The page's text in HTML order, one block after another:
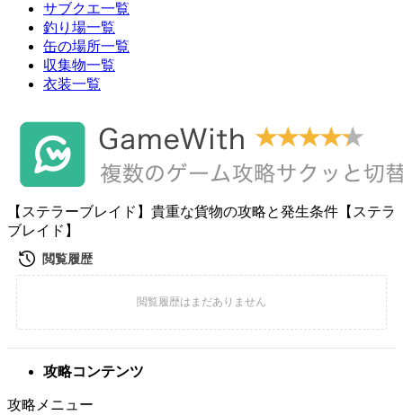
サブクエ一覧
釣り場一覧
缶の場所一覧
収集物一覧
衣装一覧
【ステラーブレイド】貴重な貨物の攻略と発生条件【ステラ
ブレイド】
攻略コンテンツ
攻略メニュー